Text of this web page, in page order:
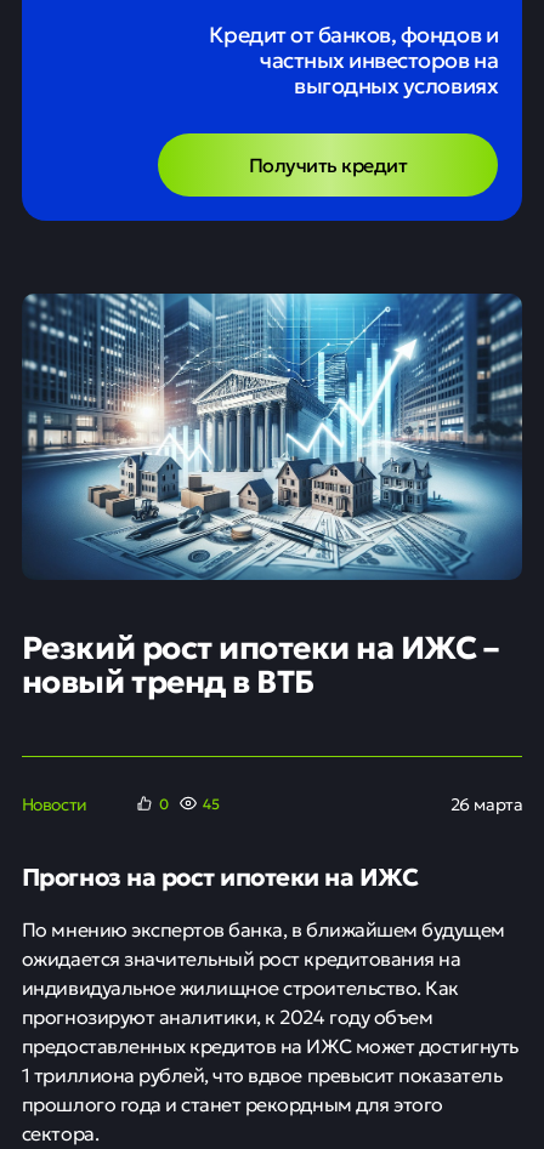
Кредит от банков, фондов и
частных инвесторов на
выгодных условиях
Получить кредит
Резкий рост ипотеки на ИЖС –
новый тренд в ВТБ
Новости 0 45 26 марта
Прогноз на рост ипотеки на ИЖС
По мнению экспертов банка, в ближайшем будущем
ожидается значительный рост кредитования на
индивидуальное жилищное строительство. Как
прогнозируют аналитики, к 2024 году объем
предоставленных кредитов на ИЖС может достигнуть
1 триллиона рублей, что вдвое превысит показатель
прошлого года и станет рекордным для этого
сектора.